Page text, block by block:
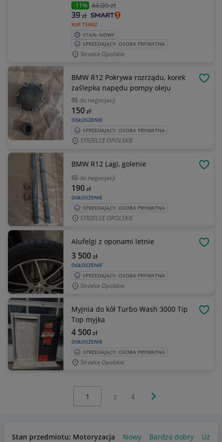
-11% 44,00 zł
KUP TERAZ
39zł
STAN: NOWY
SPRZEDAJĄCY: OSOBA PRYWATNA
Strzelce Opolskie
BMW R12 Pokrywa rozrządu, korek
zaślepka napędu pompy oleju
do negocjacji
OGŁOSZENIE
150zł
SPRZEDAJĄCY: OSOBA PRYWATNA
STRZELCE OPOLSKIE
BMW R12 Lagi, golenie
do negocjacji
OGŁOSZENIE
190zł
SPRZEDAJĄCY: OSOBA PRYWATNA
STRZELCE OPOLSKIE
Alufelgi z oponami letnie
OGŁOSZENIE
3 500zł
SPRZEDAJĄCY: OSOBA PRYWATNA
Strzelce Opolskie
Myjnia do kół Turbo Wash 3000 Tip
Top myjka
OGŁOSZENIE
4 500zł
SPRZEDAJĄCY: OSOBA PRYWATNA
Strzelce Opolskie
z 4 Następna strona
Stan przedmiotu: Motoryzacja Nowy Bardzo dobry